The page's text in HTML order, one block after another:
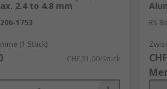
Übergangswiderstand.
Aspekte achten:
2.4 to 4.8 mm
206-1753
(1 Stück)
CHF.31.00/Stück
RS